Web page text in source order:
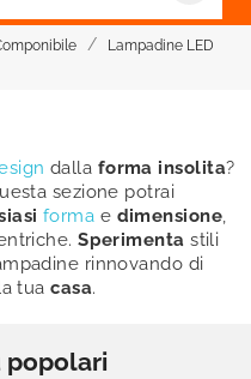
Lampadine LED
dalla forma insolita?
sezione potrai
forma e dimensione,
Sperimenta stili
rinnovando di
tuacasa.
popolari